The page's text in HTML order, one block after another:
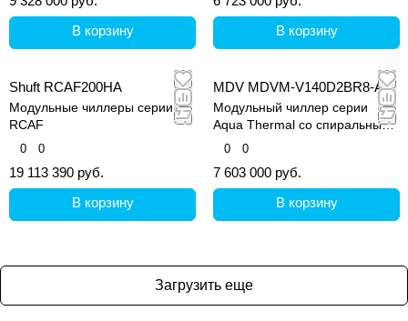
В корзину В корзину
Shuft RCAF200HA
Модульные чиллеры серии
RCAF
0 0
19 113 390 руб.
В корзину
MDV MDVM-V140D2BR8-A
Модульный чиллер серии
Aqua Thermal со спиральным
компрессором
0 0
7 603 000 руб.
В корзину
Загрузить еще